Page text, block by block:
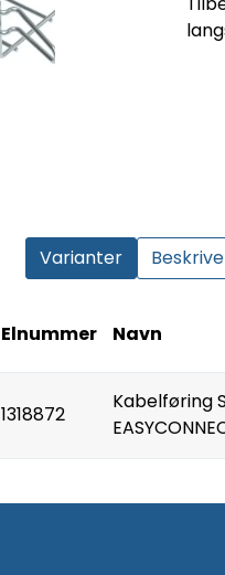
Varianter
Elnummer Navn
1318872
Kabelføring